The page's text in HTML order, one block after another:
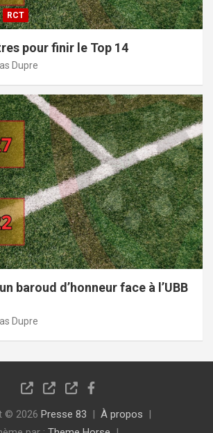
RCT
pour finir le Top 14
Dupre
baroud d’honneur face à l’UBB
Dupre
© 2026 Presse 83
À propos